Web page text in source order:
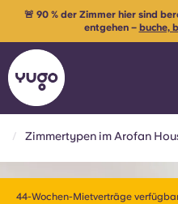
🚨 90 % der Zimmer hier sind
entgehen – buche,
Zimmertypen im Arofan
44-Wochen-Mietverträge